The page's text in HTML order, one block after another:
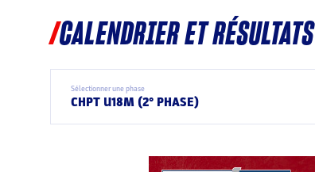
CALENDRIER ET RÉSULTATS
Sélectionner une phase
CHPT U18M (2° PHASE)